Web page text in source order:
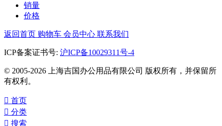
销量
价格
返回首页 购物车 会员中心 联系我们
ICP备案证书号: 沪ICP备10029311号-4
© 2005-2026 上海吉国办公用品有限公司 版权所有，并保留所
有权利。
 首页
 分类
 搜索